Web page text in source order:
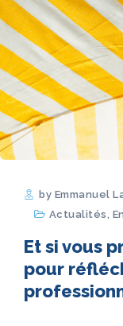
by Emmanuel
Actualités,
Et si vous
pour